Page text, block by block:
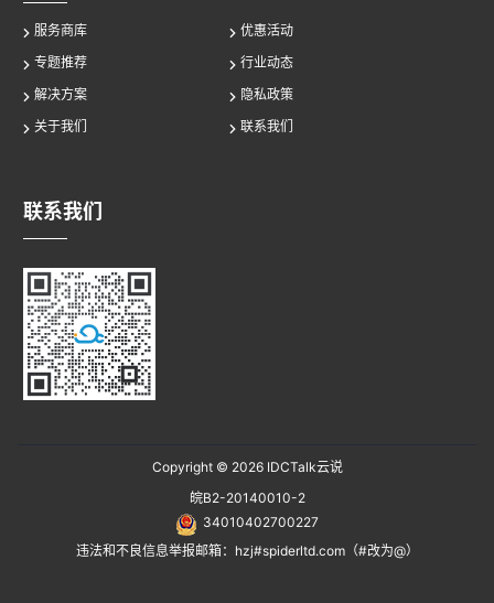
服务商库
优惠活动
专题推荐
行业动态
解决方案
隐私政策
关于我们
联系我们
联系我们
Copyright © 2026IDCTalk云说
皖B2-20140010-2
34010402700227
违法和不良信息举报邮箱：hzj#spiderltd.com（#改为@）